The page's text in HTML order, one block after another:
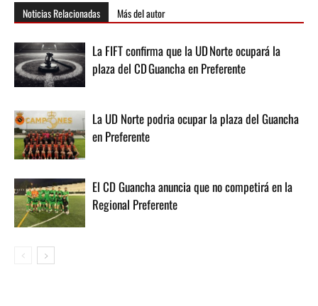
Noticias Relacionadas Más del autor
La FIFT confirma que la UD Norte ocupará la
plaza del CD Guancha en Preferente
La UD Norte podria ocupar la plaza del Guancha
en Preferente
El CD Guancha anuncia que no competirá en la
Regional Preferente